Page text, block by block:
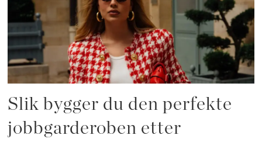
Slik bygger du den perfekte
jobbgarderoben etter